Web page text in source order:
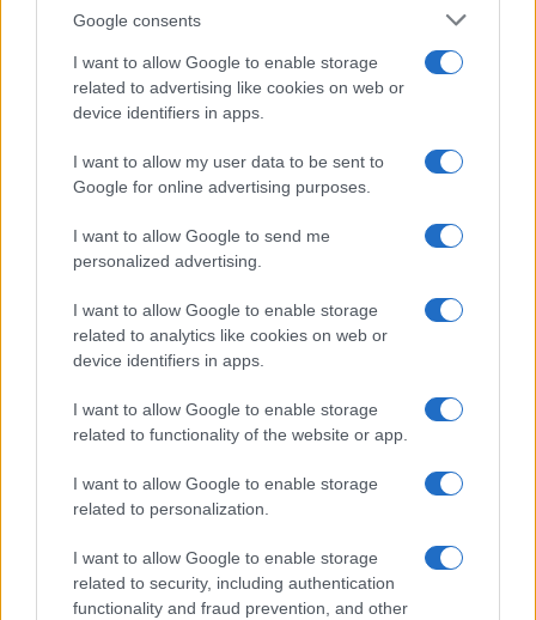
Google consents
I want to allow Google to enable storage
related to advertising like cookies on web or
device identifiers in apps.
I want to allow my user data to be sent to
Google for online advertising purposes.
I want to allow Google to send me
personalized advertising.
I want to allow Google to enable storage
related to analytics like cookies on web or
device identifiers in apps.
I want to allow Google to enable storage
related to functionality of the website or app.
I want to allow Google to enable storage
related to personalization.
I want to allow Google to enable storage
related to security, including authentication
functionality and fraud prevention, and other
più forte di loro, non ce la fanno.
L’Espressoconta
più direttori che lettori, ma l’effetto Damilano
persiste e le copertine scorrono in un tripudio di
umorismo involontario, che poi si potrà sempre
archiviare alla voce: errori di comunicazione.
metal nordico, a parte scontare un dolore terribile
umanità, quella maschile, nel modo più
pretestuoso e strampalato, non si capisce:
Espresso
quello che non si capisce, oltre un certo limite la
militanza uccide la logica, il fanatismo o è
irrazionale o non è. Da parte sua, la nuova intellò
dell’antipatriarcà, la Giovanna d’Arco del
femminismo influencer, proclama: “Sono contenta
di essere stata presa sul serio”. Non se l’aspettava
neanche lei, ma nel meraviglioso mondo di